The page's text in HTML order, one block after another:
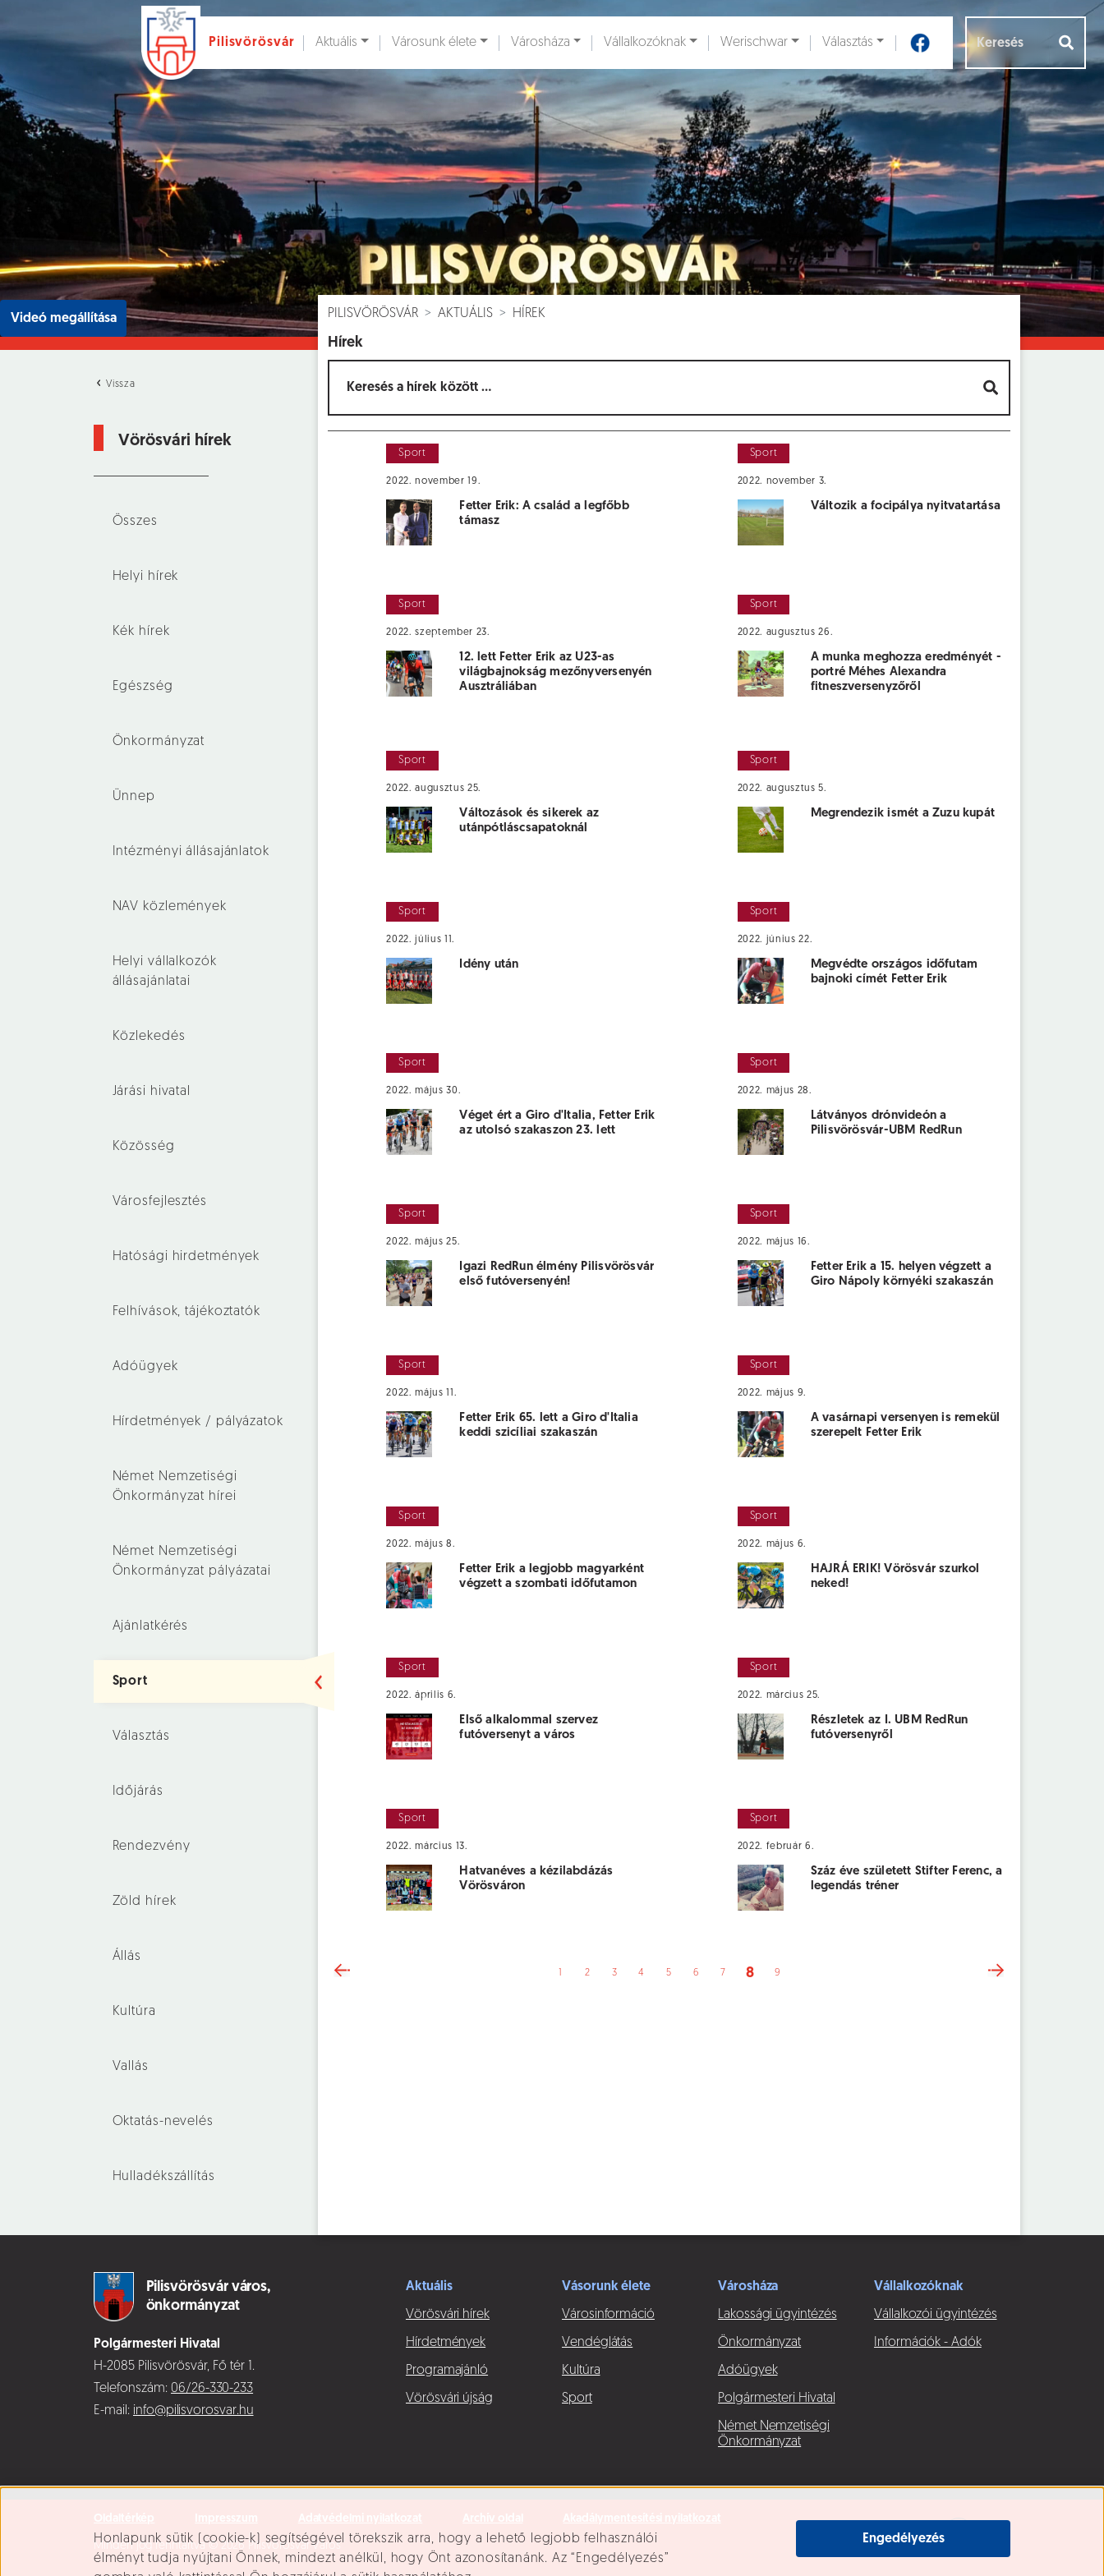
Süti beállítások
Honlapunk sütik (cookie-k) segítségével törekszik arra, hogy a lehető legjobb felhasználói
élményt tudja nyújtani Önnek, mindezt anélkül, hogy Önt azonosítanánk. Az “Engedélyezés”
Engedélyezés
Ugrás a fő tartalomhoz
Pilisvörösvár Aktuális Városunk élete Városháza Vállalkozóknak Werischwar Választás
Videó megállítása
Vissza
Vörösvári hírek
Összes
Helyi hírek
Kék hírek
Egészség
Önkormányzat
Ünnep
Intézményi állásajánlatok
NAV közlemények
Helyi vállalkozók
állásajánlatai
Közlekedés
Járási hivatal
Közösség
Városfejlesztés
Hatósági hirdetmények
Felhívások, tájékoztatók
Adóügyek
Hírdetmények / pályázatok
Német Nemzetiségi
Önkormányzat hírei
Német Nemzetiségi
Önkormányzat pályázatai
Ajánlatkérés
Sport
Választás
Időjárás
Rendezvény
Zöld hírek
Állás
Kultúra
Vallás
Oktatás-nevelés
Hulladékszállítás
PILISVÖRÖSVÁR AKTUÁLIS HÍREK
Hírek
Sport
2022. november 19.
Fetter Erik: A család a legfőbb
támasz
Sport
2022. november 3.
Változik a focipálya nyitvatartása
Sport
2022. szeptember 23.
12. lett Fetter Erik az U23-as
világbajnokság mezőnyversenyén
Ausztráliában
Sport
2022. augusztus 26.
A munka meghozza eredményét -
portré Méhes Alexandra
fitneszversenyzőről
Sport
2022. augusztus 25.
Változások és sikerek az
utánpótláscsapatoknál
Sport
2022. augusztus 5.
Megrendezik ismét a Zuzu kupát
Sport
2022. július 11.
Idény után
Sport
2022. június 22.
Megvédte országos időfutam
bajnoki címét Fetter Erik
Sport
2022. május 30.
Véget ért a Giro d'Italia, Fetter Erik
az utolsó szakaszon 23. lett
Sport
2022. május 28.
Látványos drónvideón a
Pilisvörösvár-UBM RedRun
Sport
2022. május 25.
Igazi RedRun élmény Pilisvörösvár
első futóversenyén!
Sport
2022. május 16.
Fetter Erik a 15. helyen végzett a
Giro Nápoly környéki szakaszán
Sport
2022. május 11.
Fetter Erik 65. lett a Giro d'Italia
keddi szicíliai szakaszán
Sport
2022. május 9.
A vasárnapi versenyen is remekül
szerepelt Fetter Erik
Sport
2022. május 8.
Fetter Erik a legjobb magyarként
végzett a szombati időfutamon
Sport
2022. május 6.
HAJRÁ ERIK! Vörösvár szurkol
neked!
Sport
2022. április 6.
Első alkalommal szervez
futóversenyt a város
Sport
2022. március 25.
Részletek az I. UBM RedRun
futóversenyről
Sport
2022. március 13.
Hatvanéves a kézilabdázás
Vörösváron
Sport
2022. február 6.
Száz éve született Stifter Ferenc, a
legendás tréner
2 3 4 5 6 7 8 9
Pilisvörösvár város,
önkormányzat
Polgármesteri Hivatal
H-2085 Pilisvörösvár, Fő tér 1.
Telefonszám: 06/26-330-233
E-mail: info@pilisvorosvar.hu
Aktuális
Vörösvári hírek
Hírdetmények
Programajánló
Vörösvári újság
Vásorunk élete
Városinformáció
Vendéglátás
Kultúra
Sport
Városháza
Lakossági ügyintézés
Önkormányzat
Adóügyek
Polgármesteri Hivatal
Német Nemzetiségi
Önkormányzat
Vállalkozóknak
Vállalkozói ügyintézés
Információk - Adók
Minden jog fenntartva © 2026 Pilisvörösvár Város
Hírek [] Események [] Dokumentumok [ Aloldalak [ ]